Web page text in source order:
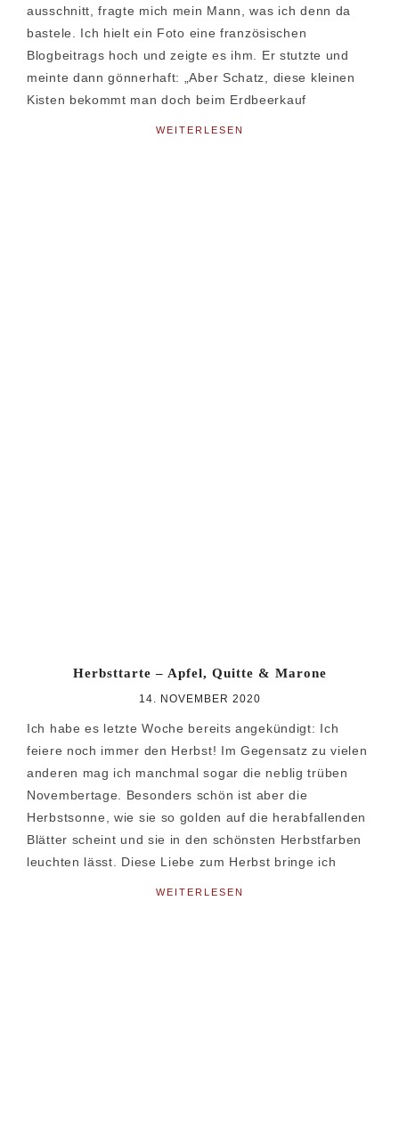
ausschnitt, fragte mich mein Mann, was ich denn da
bastele. Ich hielt ein Foto eine französischen
Blogbeitrags hoch und zeigte es ihm. Er stutzte und
meinte dann gönnerhaft: „Aber Schatz, diese kleinen
Kisten bekommt man doch beim Erdbeerkauf
WEITERLESEN
Herbsttarte – Apfel, Quitte & Marone
14. NOVEMBER 2020
Ich habe es letzte Woche bereits angekündigt: Ich
feiere noch immer den Herbst! Im Gegensatz zu vielen
anderen mag ich manchmal sogar die neblig trüben
Novembertage. Besonders schön ist aber die
Herbstsonne, wie sie so golden auf die herabfallenden
Blätter scheint und sie in den schönsten Herbstfarben
leuchten lässt. Diese Liebe zum Herbst bringe ich
WEITERLESEN